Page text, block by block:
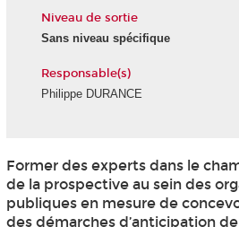
Niveau de sortie
Sans niveau spécifique
Responsable(s)
Philippe DURANCE
Former des experts dans le
de la prospective au sein des
publiques en mesure de
des démarches d’anticipation